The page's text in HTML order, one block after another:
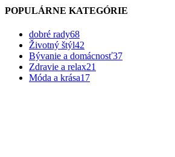
POPULÁRNE KATEGÓRIE
dobré rady68
Životný štýl42
Bývanie a domácnosť37
Zdravie a relax21
Móda a krása17